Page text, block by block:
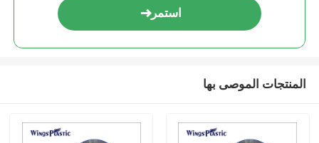
استمر
المنتجات الموصى بها